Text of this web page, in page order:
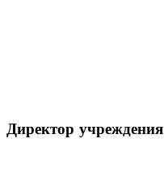
Директор учреждения